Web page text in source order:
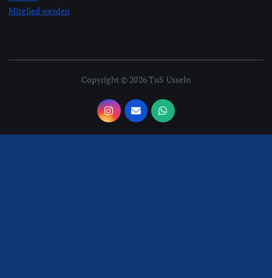
Mitglied werden
Copyright © 2026 TuS Usseln